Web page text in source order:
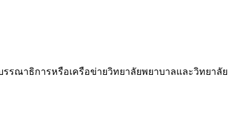
รณาธิการหรือเครือข่ายวิทยาลัยพยาบาลและวิทยาลัย